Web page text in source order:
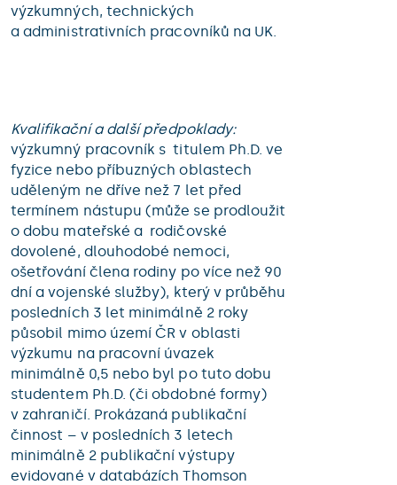
výzkumných, technických
a administrativních pracovníků na UK.
Kvalifikační a další předpoklady:
výzkumný pracovník s titulem Ph.D. ve
fyzice nebo příbuzných oblastech
uděleným ne dříve než 7 let před
termínem nástupu (může se prodloužit
o dobu mateřské a rodičovské
dovolené, dlouhodobé nemoci,
ošetřování člena rodiny po více než 90
dní a vojenské služby), který v průběhu
posledních 3 let minimálně 2 roky
působil mimo území ČR v oblasti
výzkumu na pracovní úvazek
minimálně 0,5 nebo byl po tuto dobu
studentem Ph.D. (či obdobné formy)
v zahraničí. Prokázaná publikační
činnost – v posledních 3 letech
minimálně 2 publikační výstupy
evidované v databázích Thomson